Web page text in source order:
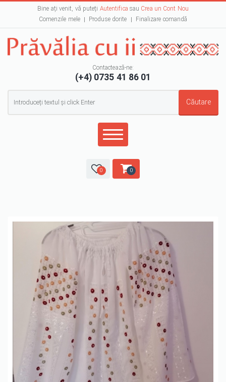
Bine ați venit, vă puteți Autentifica sau Crea un Cont Nou
Comenzile mele
Produse dorite Finalizare comandă
Contactează-ne:
(+4) 0735 41 86 01
Formular de căutare
0 0